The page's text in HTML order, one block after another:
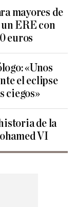
mayores de
un ERE con
euros
«Unos
el eclipse
ciegos»
de la
VI